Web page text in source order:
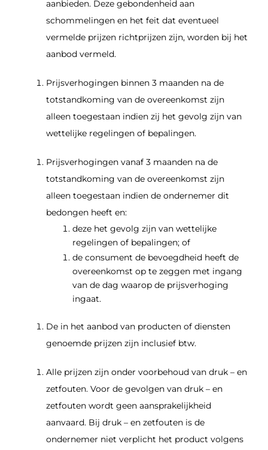
aanbieden. Deze gebondenheid aan
schommelingen en het feit dat eventueel
vermelde prijzen richtprijzen zijn, worden bij het
aanbod vermeld.
Prijsverhogingen binnen 3 maanden na de
totstandkoming van de overeenkomst zijn
alleen toegestaan indien zij het gevolg zijn van
wettelijke regelingen of bepalingen.
Prijsverhogingen vanaf 3 maanden na de
totstandkoming van de overeenkomst zijn
alleen toegestaan indien de ondernemer dit
bedongen heeft en:
deze het gevolg zijn van wettelijke
regelingen of bepalingen; of
de consument de bevoegdheid heeft de
overeenkomst op te zeggen met ingang
van de dag waarop de prijsverhoging
ingaat.
De in het aanbod van producten of diensten
genoemde prijzen zijn inclusief btw.
Alle prijzen zijn onder voorbehoud van druk – en
zetfouten. Voor de gevolgen van druk – en
zetfouten wordt geen aansprakelijkheid
aanvaard. Bij druk – en zetfouten is de
ondernemer niet verplicht het product volgens